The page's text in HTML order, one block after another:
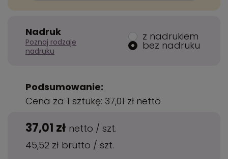
Nadruk
Poznaj rodzaje
nadruku
z nadrukiem
bez nadruku
Podsumowanie:
Cena za 1 sztukę: 37,01 zł netto
37,01 zł netto / szt.
45,52 zł brutto / szt.